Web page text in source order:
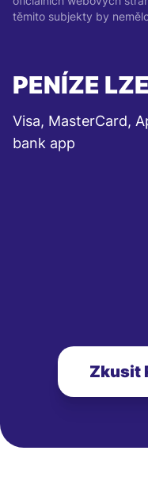
těmito subjekty by
PENÍZE
Visa, MasterCard,
bank app
Zkusit